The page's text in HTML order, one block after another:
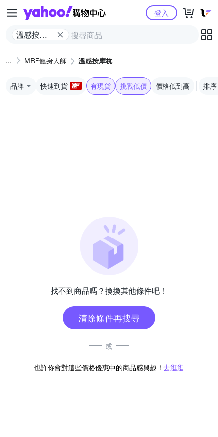
Yahoo購物中心
溫感按摩
登入
MRF健身大師 溫感按摩枕
品牌 快速到貨 有現貨 挑戰低價 價格低到高 排序
找不到商品嗎？換換其他條件吧！
清除條件再搜尋
或
也許你會對這些價格優惠中的商品感興趣！ 去逛逛